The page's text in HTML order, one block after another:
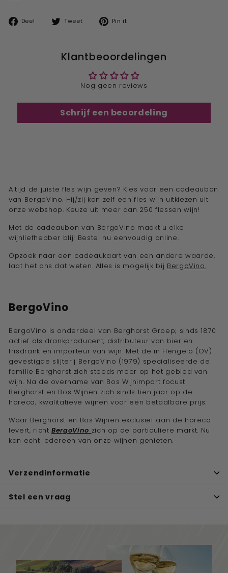
Deel
Deel
Tweet
Tweet Pin it
Klantbeoordelingen
Nog geen reviews
Schrijf een beoordeling
Altijd de juiste fles wijn geven? Kies voor een cadeaubon
van BergoVino. Hij/zij kan zelf een fles wijn uitkiezen uit
onze webshop. Keuze uit meer dan 250 flessen wijn!
Met de cadeaubon van BergoVino maakt u elke
wijnliefhebber blij! Bestel nu eenvoudig online.
Opzoek naar een cadeaukaart van een andere waarde,
laat het ons dat weten. Alles is mogelijk bij BergoVino.
BergoVino
BergoVino is onderdeel van Berghorst Groep; sinds 1870
actief als drankproducent, distributeur van bier en
frisdrank en importeur van wijn. Met de in Hengelo (OV)
gevestigde slijterij BergoVino (1979) specialiseerde de
familie Berghorst zich steeds meer op het gebied van
wijn. Na de overname van Bos Wijnimport focust
Berghorst en Bos Wijnen zich sinds tien jaar op de
horeca; kwalitatieve wijnen voor een betaalbare prijs.
Waar Berghorst en Bos Wijnen exclusief aan de horeca
levert, richtBergoVino zich op de particuliere markt. Nu
kan echt iedereen van onze wijnen genieten.
Verzendinformatie
Stel een vraag